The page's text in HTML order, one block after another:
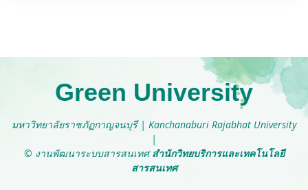
Green University
มหาวิทยาลัยราชภัฏกาญจนบุรี| Kanchanaburi Rajabhat University
|
© งานพัฒนาระบบสารสนเทศสำนักวิทยบริการและเทคโนโลยี
สารสนเทศ